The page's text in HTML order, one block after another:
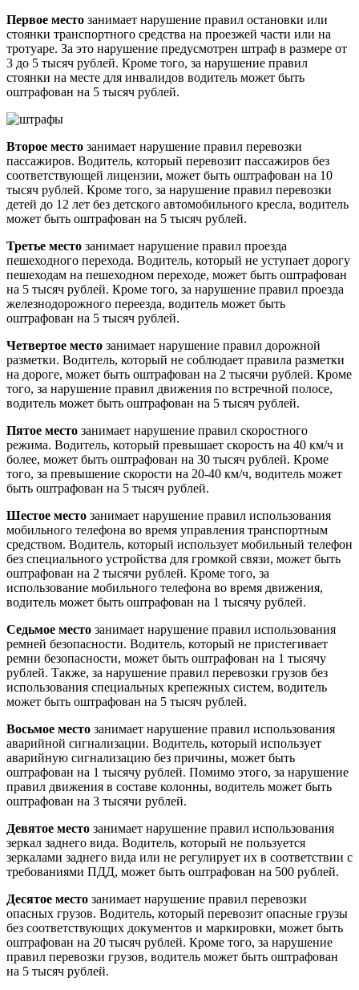
Первое место занимает нарушение правил остановки или
стоянки транспортного средства на проезжей части или на
тротуаре. За это нарушение предусмотрен штраф в размере от
3 до 5 тысяч рублей. Кроме того, за нарушение правил
стоянки на месте для инвалидов водитель может быть
оштрафован на 5 тысяч рублей.
Второе место занимает нарушение правил перевозки
пассажиров. Водитель, который перевозит пассажиров без
соответствующей лицензии, может быть оштрафован на 10
тысяч рублей. Кроме того, за нарушение правил перевозки
детей до 12 лет без детского автомобильного кресла, водитель
может быть оштрафован на 5 тысяч рублей.
Третье место занимает нарушение правил проезда
пешеходного перехода. Водитель, который не уступает дорогу
пешеходам на пешеходном переходе, может быть оштрафован
на 5 тысяч рублей. Кроме того, за нарушение правил проезда
железнодорожного переезда, водитель может быть
оштрафован на 5 тысяч рублей.
Четвертое место занимает нарушение правил дорожной
разметки. Водитель, который не соблюдает правила разметки
на дороге, может быть оштрафован на 2 тысячи рублей. Кроме
того, за нарушение правил движения по встречной полосе,
водитель может быть оштрафован на 5 тысяч рублей.
Пятое место занимает нарушение правил скоростного
режима. Водитель, который превышает скорость на 40 км/ч и
более, может быть оштрафован на 30 тысяч рублей. Кроме
того, за превышение скорости на 20-40 км/ч, водитель может
быть оштрафован на 5 тысяч рублей.
Шестое место занимает нарушение правил использования
мобильного телефона во время управления транспортным
средством. Водитель, который использует мобильный телефон
без специального устройства для громкой связи, может быть
оштрафован на 2 тысячи рублей. Кроме того, за
использование мобильного телефона во время движения,
водитель может быть оштрафован на 1 тысячу рублей.
Седьмое место занимает нарушение правил использования
ремней безопасности. Водитель, который не пристегивает
ремни безопасности, может быть оштрафован на 1 тысячу
рублей. Также, за нарушение правил перевозки грузов без
использования специальных крепежных систем, водитель
может быть оштрафован на 5 тысяч рублей.
Восьмое место занимает нарушение правил использования
аварийной сигнализации. Водитель, который использует
аварийную сигнализацию без причины, может быть
оштрафован на 1 тысячу рублей. Помимо этого, за нарушение
правил движения в составе колонны, водитель может быть
оштрафован на 3 тысячи рублей.
Девятое место занимает нарушение правил использования
зеркал заднего вида. Водитель, который не пользуется
зеркалами заднего вида или не регулирует их в соответствии с
требованиями ПДД, может быть оштрафован на 500 рублей.
Десятое место занимает нарушение правил перевозки
опасных грузов. Водитель, который перевозит опасные грузы
без соответствующих документов и маркировки, может быть
оштрафован на 20 тысяч рублей. Кроме того, за нарушение
правил перевозки грузов, водитель может быть оштрафован
на 5 тысяч рублей.